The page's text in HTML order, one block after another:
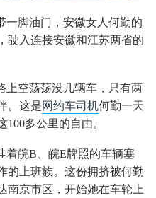
一脚油门，安徽女人何勤的
驶入连接安徽和江苏两省的
上空荡荡没几辆车，只有两
。这是网约车司机何勤一天
多公里的自由。
着皖B、皖E牌照的车辆塞
的上班族。这份拥挤被何勤
南京市区，开始她在车轮上